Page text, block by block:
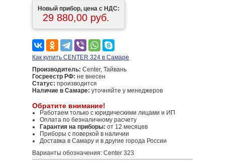
Новый прибор, цена с НДС:
29 880,00 руб.
Как купить CENTER 324 в Самаре
Производитель: Center, Тайвань
Госреестр РФ: не внесен
Статус: производится
Наличие в Самаре: уточняйте у менеджеров
Обратите внимание!
Работаем только с юридическими лицами и ИП
Оплата по безналичному расчету
Гарантия на приборы: от 12 месяцев
Приборы с поверкой в наличии
Доставка в Самару и в другие города России
Варианты обозначения: Center 323